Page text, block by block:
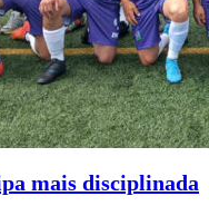
mais disciplinada